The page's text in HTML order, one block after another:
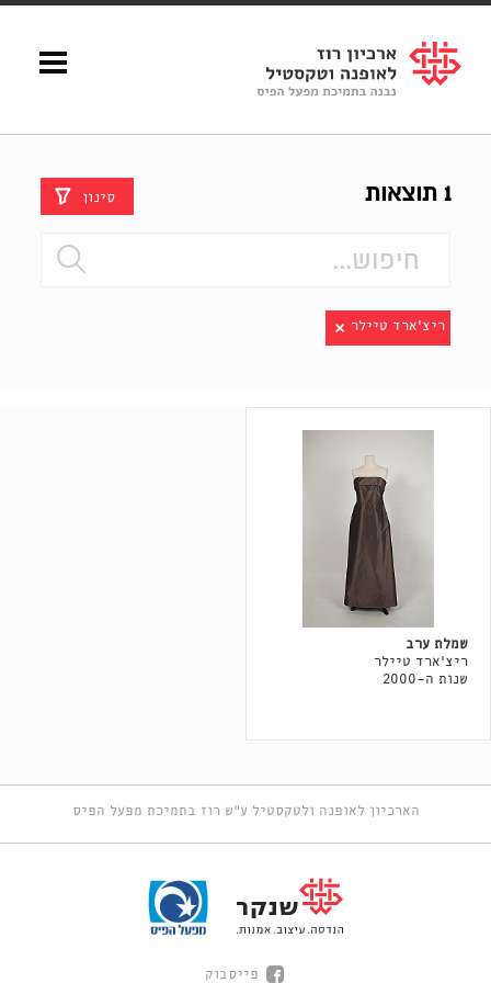
Shenkar
Logo
1 תוצאות סינון
ריצ׳ארד טיילר
שמלת ערב
ריצ׳ארד טיילר
שנות ה-2000
הארכיון לאופנה ולטקסטיל ע"ש רוז בתמיכת מפעל הפיס
פייסבוק